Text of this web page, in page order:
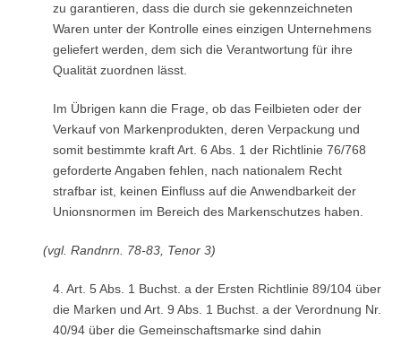
zu garantieren, dass die durch sie gekennzeichneten
Waren unter der Kontrolle eines einzigen Unternehmens
geliefert werden, dem sich die Verantwortung für ihre
Qualität zuordnen lässt.
Im Übrigen kann die Frage, ob das Feilbieten oder der
Verkauf von Markenprodukten, deren Verpackung und
somit bestimmte kraft Art. 6 Abs. 1 der Richtlinie 76/768
geforderte Angaben fehlen, nach nationalem Recht
strafbar ist, keinen Einfluss auf die Anwendbarkeit der
Unionsnormen im Bereich des Markenschutzes haben.
(vgl. Randnrn. 78-83, Tenor 3)
4. Art. 5 Abs. 1 Buchst. a der Ersten Richtlinie 89/104 über
die Marken und Art. 9 Abs. 1 Buchst. a der Verordnung Nr.
40/94 über die Gemeinschaftsmarke sind dahin